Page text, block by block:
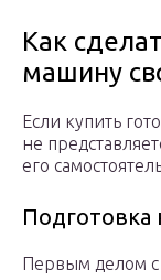
Как
машину
Если купить
не
его
Подготовка
Первым делом с